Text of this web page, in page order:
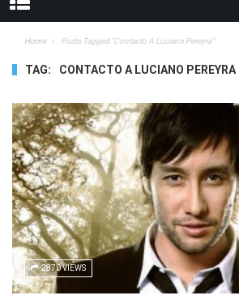
Home Posts Tagged "Contacto A Luciano Pereyra"
TAG: CONTACTO A LUCIANO PEREYRA
2870 VIEWS